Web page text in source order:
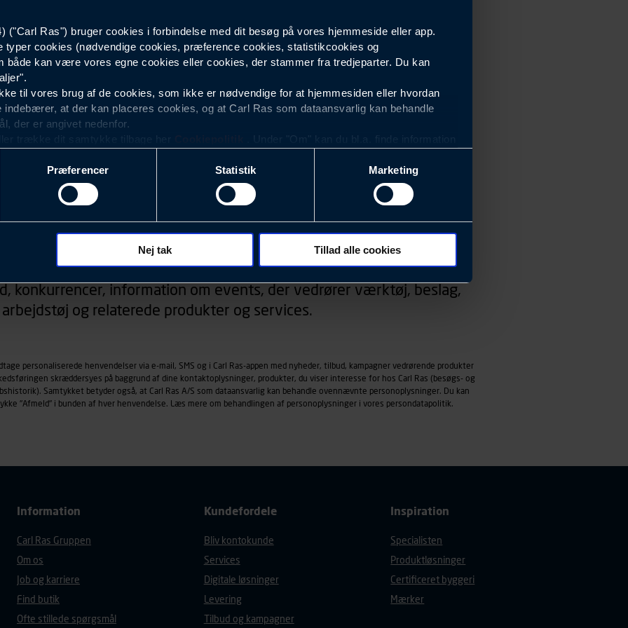
("Carl Ras") bruger cookies i forbindelse med dit besøg på vores hjemmeside eller app.
typer cookies (nødvendige cookies, præference cookies, statistikcookies og
både kan være vores egne cookies eller cookies, der stammer fra tredjeparter. Du kan
til vores brug af de cookies, som ikke er nødvendige for at hjemmesiden eller hvordan
indebærer, at der kan placeres cookies, og at Carl Ras som dataansvarlig kan behandle
der er angivet nedenfor.
trække dit samtykke tilbage her
. Under "Om" kan du bl.a. finde information
med det formål at optimere design, brugervenlighed og effektiviteten af vores
analyser af, hvilke oplysninger der er mest populære, og som derfor skal være nemme at
hvad der klikkes på, sider/indhold der besøges, browsertype, søgeord, IP-adresse,
(computer, smartphone mv.) samt de features, der anvendes.
sig på. Til dette formål behandles der personoplysninger om dit foretrukne sprog, og den
af vores platforme (hjemmeside og app), herunder færden på siderne, tidspunkt, hvad der
browsertype, søgeord, IP-adresse, informationer om enhedstype (computer,
der anvendes.
Præferencer Statistik Marketing
Nej tak Tillad alle cookies
Dame
Nyhedsbrev
konkurrencer, information om events, der vedrører værktøj, beslag,
arbejdstøj og relaterede produkter og services.
personaliserede henvendelser via e-mail, SMS og i Carl Ras-appen med nyheder, tilbud, kampagner vedrørende produkter
skræddersyes på baggrund af dine kontaktoplysninger, produkter, du viser interesse for hos Carl Ras (besøgs- og
Samtykket betyder også, at Carl Ras A/S som dataansvarlig kan behandle ovennævnte personoplysninger. Du kan
"Afmeld" i bunden af hver henvendelse. Læs mere om behandlingen af personoplysninger i vores persondatapolitik.
Information
Carl Ras Gruppen
Om os
Job og karriere
Find butik
Ofte stillede spørgsmål
Kundefordele
Bliv kontokunde
Services
Digitale løsninger
Levering
Tilbud og kampagner
Inspiration
Specialisten
Produktløsninger
Certificeret byggeri
Mærker